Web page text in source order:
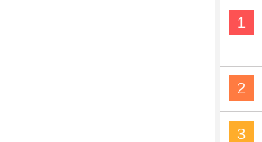
1
2
3